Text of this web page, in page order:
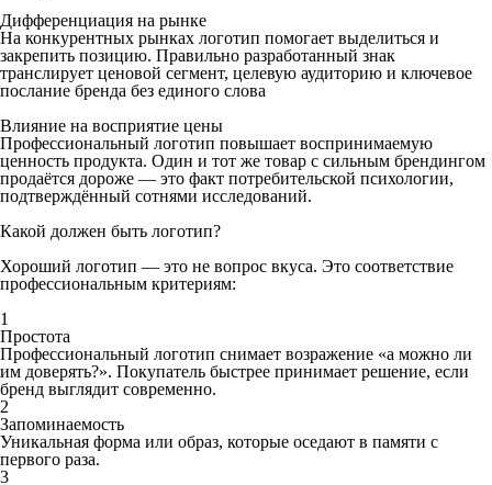
Дифференциация на рынке
На конкурентных рынках логотип помогает выделиться и
закрепить позицию. Правильно разработанный знак
транслирует ценовой сегмент, целевую аудиторию и ключевое
послание бренда без единого слова
Влияние на восприятие цены
Профессиональный логотип повышает воспринимаемую
ценность продукта. Один и тот же товар с сильным брендингом
продаётся дороже — это факт потребительской психологии,
подтверждённый сотнями исследований.
Какой должен быть логотип?
Хороший логотип — это не вопрос вкуса. Это соответствие
профессиональным критериям:
1
Простота
Профессиональный логотип снимает возражение «а можно ли
им доверять?». Покупатель быстрее принимает решение, если
бренд выглядит современно.
2
Запоминаемость
Уникальная форма или образ, которые оседают в памяти с
первого раза.
3